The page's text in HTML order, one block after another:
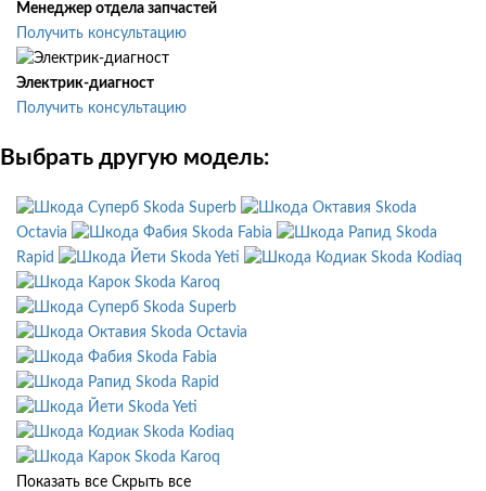
Менеджер отдела запчастей
Получить консультацию
Электрик-диагност
Получить консультацию
Выбрать другую модель:
Skoda Superb
Skoda
Octavia
Skoda Fabia
Skoda
Rapid
Skoda Yeti
Skoda Kodiaq
Skoda Karoq
Skoda Superb
Skoda Octavia
Skoda Fabia
Skoda Rapid
Skoda Yeti
Skoda Kodiaq
Skoda Karoq
Показать все Скрыть все